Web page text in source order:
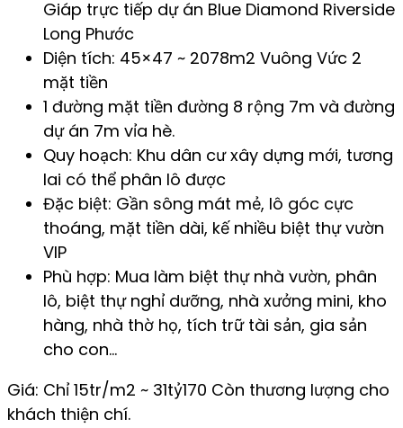
Giáp trực tiếp dự án Blue Diamond Riverside
Long Phước
Diện tích: 45×47 ~ 2078m2 Vuông Vức 2
mặt tiền
1 đường mặt tiền đường 8 rộng 7m và đường
dự án 7m vỉa hè.
Quy hoạch: Khu dân cư xây dựng mới, tương
lai có thể phân lô được
Đặc biệt: Gần sông mát mẻ, lô góc cực
thoáng, mặt tiền dài, kế nhiều biệt thự vườn
VIP
Phù hợp: Mua làm biệt thự nhà vườn, phân
lô, biệt thự nghỉ dưỡng, nhà xưởng mini, kho
hàng, nhà thờ họ, tích trữ tài sản, gia sản
cho con…
Giá: Chỉ 15tr/m2 ~ 31tỷ170 Còn thương lượng cho
khách thiện chí.